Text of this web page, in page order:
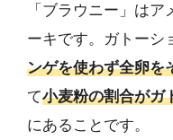
「ブラウニー」は
ーキです。ガトーシ
ンゲを使わず全卵を
て小麦粉の割合がガ
にあることです。